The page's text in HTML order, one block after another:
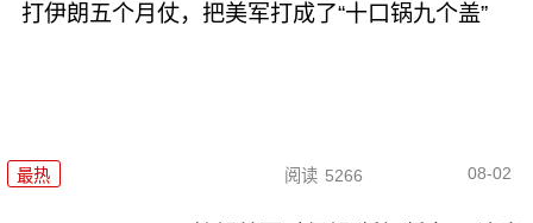
打伊朗五个月仗，把美军打成了“十口锅九个盖”
最热 阅读 5266 08-02